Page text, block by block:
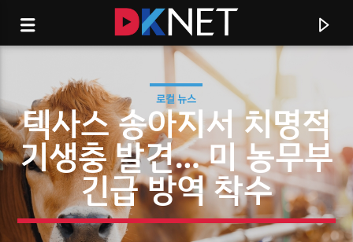
로컬 뉴스
텍사스 송아지서 치명적
기생충 발견… 미 농무부
긴급 방역 착수